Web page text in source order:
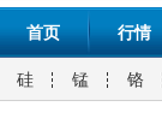
首页 行情
硅 锰 铬